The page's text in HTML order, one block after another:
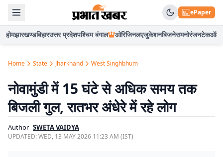
ePaper
होमझारखण्डबिहारउत्तर प्रदेशपश्चिम बंगाल ओरिजिनलएजुकेशनबिजनेसमनोरंजनटेकऑटो
Home State Jharkhand West Singhbhum
नोवामुंडी में 15 घंटे से अधिक समय तक
बिजली गुल, रातभर अंधेरे में रहे लोग
Author SWETA VAIDYA
UPDATED:WED, 13 MAY 2026 11:23 AM (IST)